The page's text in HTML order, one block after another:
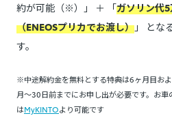
約が可能（※）」 ＋ 「ガソリン代
（ENEOSプリカでお渡し） 」 とな
す。
※中途解約金を無料とする特典は6ヶ月目お
月～30日前までにお申し出が必要です。お
はMyKINTOより可能です